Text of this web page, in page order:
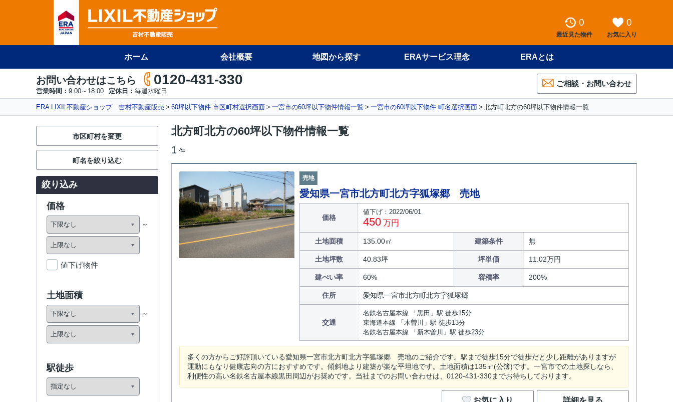
0
最近見た物件
0
お気に入り
ホーム 会社概要 地図から探す ERAサービス理念 ERAとは
お問い合わせはこちら 0120-431-330
営業時間： 9:00～18:00 定休日： 毎週水曜日
ご相談・お問い合わせ
ERA LIXIL不動産ショップ 吉村不動産販売 60坪以下物件 市区町村選択画面 一宮市の60坪以下物件情報一覧 一宮市の60坪以下物件 町名選択画面 北方町北方の60坪以下物件情報一覧
北方町北方の60坪以下物件情報一覧
1 件
売地
愛知県一宮市北方町北方字狐塚郷 売地
価格
値下げ：2022/06/01
450 万円
土地面積 135.00㎡ 建築条件 無
土地坪数 40.83坪 坪単価 11.02万円
建ぺい率 60% 容積率 200%
住所 愛知県一宮市北方町北方字狐塚郷
交通
名鉄名古屋本線 「黒田」駅 徒歩15分
東海道本線 「木曽川」駅 徒歩13分
名鉄名古屋本線 「新木曽川」駅 徒歩23分
多くの方からご好評頂いている愛知県一宮市北方町北方字狐塚郷 売地のご紹介です。駅まで徒歩15分で徒歩だと少し距離がありますが
運動にもなり健康志向の方におすすめです。傾斜地より建築が楽な平坦地です。土地面積は135㎡(公簿)です。一宮市での土地探しなら、
利便性の高い名鉄名古屋本線黒田周辺がお奨めです。当社までのお問い合わせは、0120-431-330までお待ちしております。
お気に入り 詳細を見る
市区町村を変更
町名を絞り込む
絞り込み
価格
値下げ物件
土地面積
駅徒歩